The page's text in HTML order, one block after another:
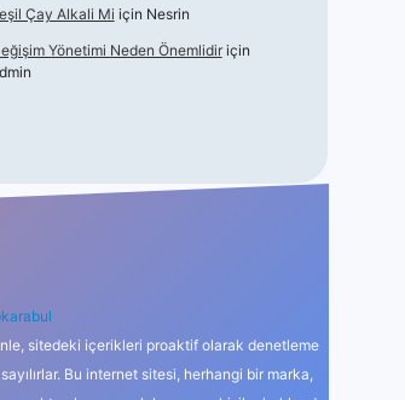
Çay Alkali Mi için Nesrin
Yönetimi Neden Önemlidiriçin
sitedeki içerikleri proaktif olarak denetleme
Bu internet sitesi, herhangi bir marka,